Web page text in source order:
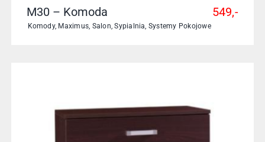
M30 – Komoda
Komody, Maximus Salon ,Sypialnia Systemy Pokojowe
549,-